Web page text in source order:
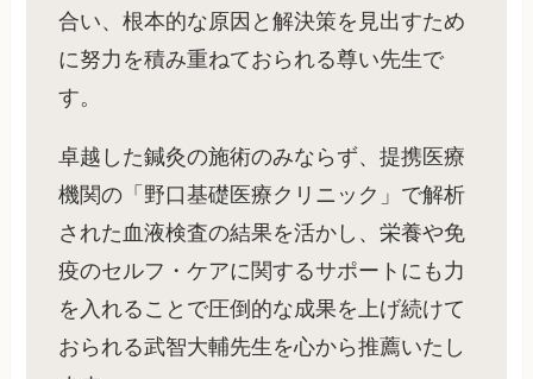
合い、根本的な原因と解決策を見出すため
に努力を積み重ねておられる尊い先生で
す。
卓越した鍼灸の施術のみならず、提携医療
機関の「野口基礎医療クリニック」で解析
された血液検査の結果を活かし、栄養や免
疫のセルフ・ケアに関するサポートにも力
を入れることで圧倒的な成果を上げ続けて
おられる武智大輔先生を心から推薦いたし